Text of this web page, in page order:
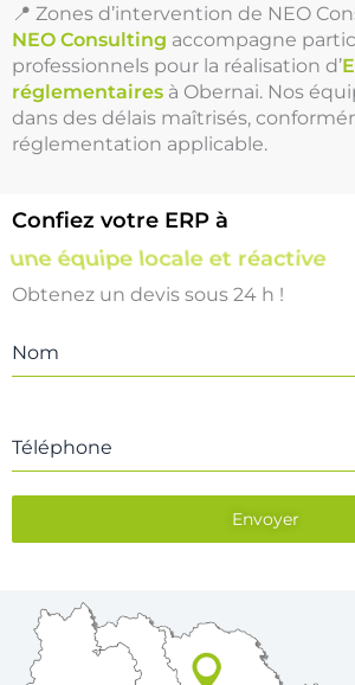
📍 Zones d’intervention de NEO
NEO Consulting accompagne
professionnels pour la réalisation d’
réglementaires à Obernai. Nos
dans des délais maîtrisés,
réglementation applicable.
Confiez votre ERP à
une équipe locale et réactive
Obtenez un devis sous 24 h !
Nom
Téléphone
Envoyer